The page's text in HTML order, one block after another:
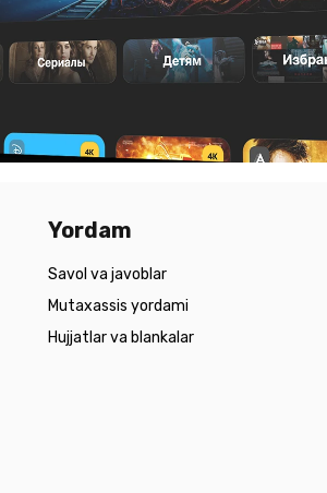
Yordam
Savol va javoblar
Mutaxassis yordami
Hujjatlar va blankalar